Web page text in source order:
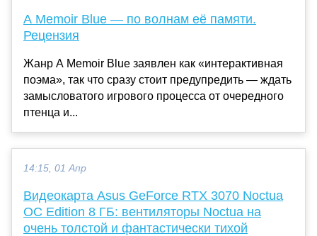
A Memoir Blue — по волнам её памяти.
Рецензия
Жанр A Memoir Blue заявлен как «интерактивная
поэма», так что сразу стоит предупредить — ждать
замысловатого игрового процесса от очередного
птенца и...
14:15, 01 Апр
Видеокарта Asus GeForce RTX 3070 Noctua
OC Edition 8 ГБ: вентиляторы Noctua на
очень толстой и фантастически тихой